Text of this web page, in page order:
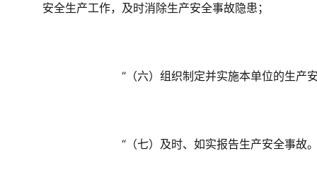
安全生产工作，及时消除生产安全事故隐患；
“（六）组织制定并实施本单位的生产
“（七）及时、如实报告生产安全事故